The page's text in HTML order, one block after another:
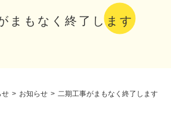
まもなく終了します
せ > お知らせ > 二期工事がまもなく終了します